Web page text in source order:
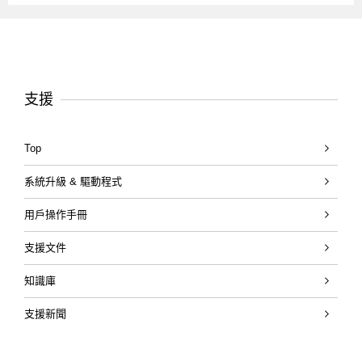
支援
Top
系統升級 & 驅動程式
用戶操作手冊
支援文件
知識庫
支援新聞